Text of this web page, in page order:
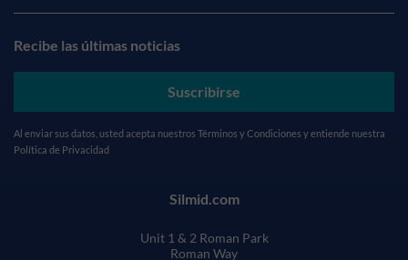
Recibe las últimas noticias
Suscribirse
Al enviar sus datos, usted acepta nuestros Términos y Condiciones y entiende nuestra
Política de Privacidad
Silmid.com
Unit 1 & 2 Roman Park
Roman Way